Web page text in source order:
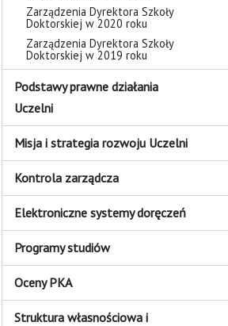
Zarządzenia Dyrektora Szkoły
Doktorskiej w 2020 roku
Zarządzenia Dyrektora Szkoły
Doktorskiej w 2019 roku
Podstawy prawne działania
Uczelni
Misja i strategia rozwoju Uczelni
Kontrola zarządcza
Elektroniczne systemy doręczeń
Programy studiów
Oceny PKA
Struktura własnościowa i